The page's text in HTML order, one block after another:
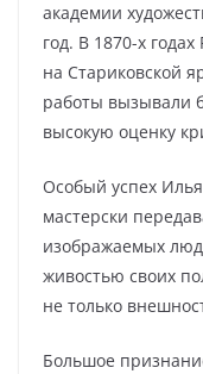
академии
год. В 1870-х
на Стариковской
работы вызывали
высокую оценку
Особый успех
мастерски
изображаемых
живостью своих
не только
Большое